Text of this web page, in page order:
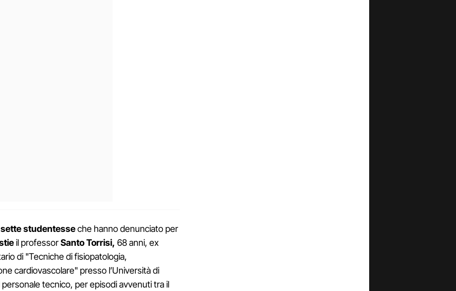
sette studentesseche hanno denunciato per
il professorSanto Torrisi, 68 anni, ex
di "Tecniche di fisiopatologia,
cardiovascolare" presso l’Università di
tecnico, per episodi avvenuti tra il